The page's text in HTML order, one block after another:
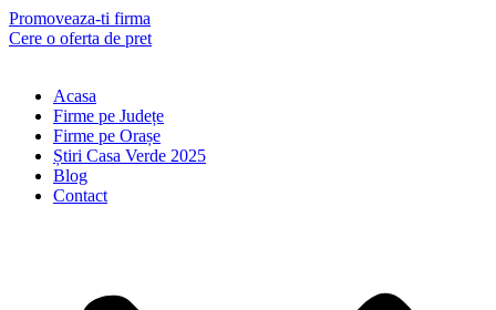
Skip
to
Promoveaza-ti firma
Cere o oferta de pret
Acasa
Firme pe Județe
Firme pe Orașe
Știri Casa Verde 2025
Blog
Contact